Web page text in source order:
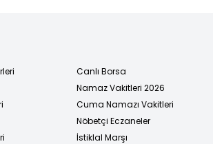
Canlı Borsa
Namaz Vakitleri 2026
Cuma Namazı Vakitleri
Nöbetçi Eczaneler
İstiklal Marşı